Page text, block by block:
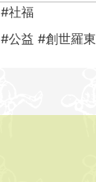
#社福
#公益 #創世羅東